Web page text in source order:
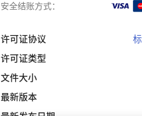
安全结账方式：
许可证协议
许可证类型
文件大小
最新版本